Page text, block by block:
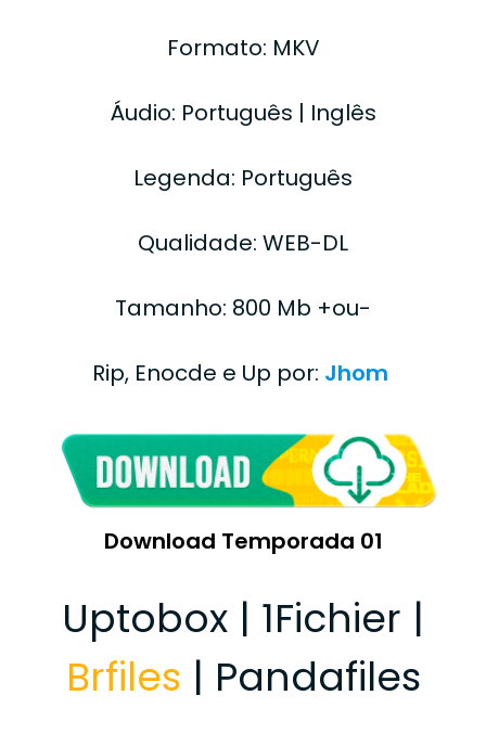
Formato: MKV
Áudio: Português | Inglês
Legenda: Português
Qualidade: WEB-DL
Tamanho: 800 Mb +ou-
Rip, Enocde e Up por: Jhom
Download Temporada 01
Uptobox | 1Fichier |
Brfiles | Pandafiles